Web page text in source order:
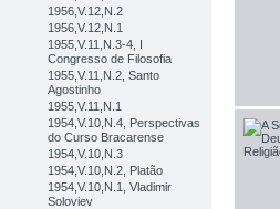
1956,V.12,N.2
1956,V.12,N.1
1955,V.11,N.3-4, I
Congresso de Filosofia
1955,V.11,N.2, Santo
Agostinho
1955,V.11,N.1
1954,V.10,N.4, Perspectivas
do Curso Bracarense
1954,V.10,N.3
1954,V.10,N.2, Platão
1954,V.10,N.1, Vladimir
Soloviev